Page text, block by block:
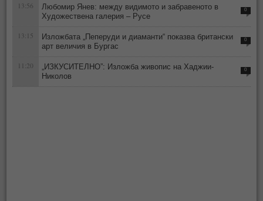
13:56
Любомир Янев: между видимото и забравеното в
Художествена галерия – Русе
0
13:15
Изложбата „Пеперуди и диаманти“ показва британски
арт величия в Бургас
0
11:20
„ИЗКУСИТЕЛНО”: Изложба живопис на Хаджии-
Николов
0